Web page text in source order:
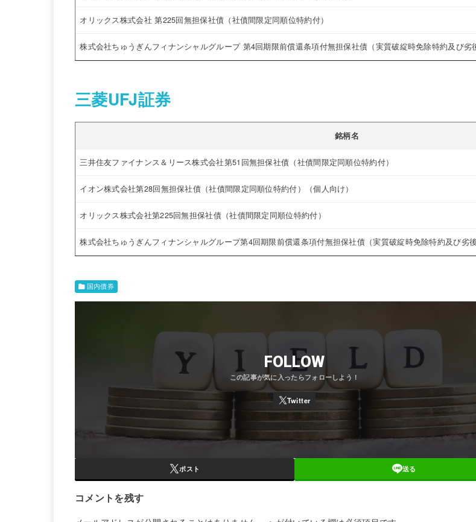
オリックス株式会社 第225回無担保社債（社債間限定同順位特約付）
株式会社ちゅうぎんフィナンシャルグループ 第4回期限前償還条項付無担保社債（実質破綻時免除特約及び
三菱UFJ証券
銘柄名
三井住友ファイナンス＆リース株式会社第51回無担保社債（社債間限定同順位特約付）
イオン株式会社第28回無担保社債（社債間限定同順位特約付）（個人向け）
オリックス株式会社第225回無担保社債（社債間限定同順位特約付）
株式会社ちゅうぎんフィナンシャルグループ第4回期限前償還条項付無担保社債（実質破綻時免除特約及び劣
国内債券
FOLLOW
ポスト 送る
コメントを残す